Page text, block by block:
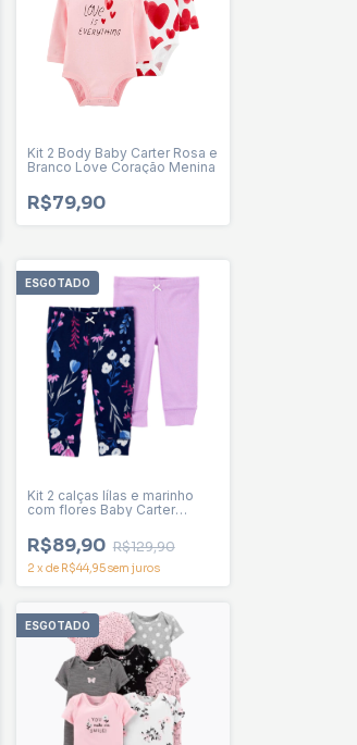
Kit 2 Body Baby Carter Rosa e
Branco Love Coração Menina
R$79,90
ESGOTADO
Kit 2 calças lílas e marinho
com flores Baby Carter
R$89,90 R$129,90
2 x de R$44,95sem juros
ESGOTADO